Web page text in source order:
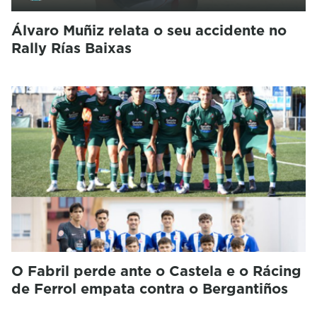
Álvaro Muñiz relata o seu accidente no
Rally Rías Baixas
O Fabril perde ante o Castela e o Rácing
de Ferrol empata contra o Bergantiños